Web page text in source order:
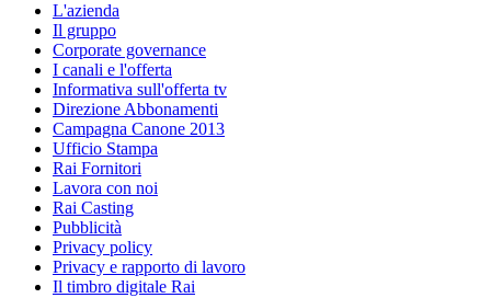
L'azienda
Il gruppo
Corporate governance
I canali e l'offerta
Informativa sull'offerta tv
Direzione Abbonamenti
Campagna Canone 2013
Ufficio Stampa
Rai Fornitori
Lavora con noi
Rai Casting
Pubblicità
Privacy policy
Privacy e rapporto di lavoro
Il timbro digitale Rai